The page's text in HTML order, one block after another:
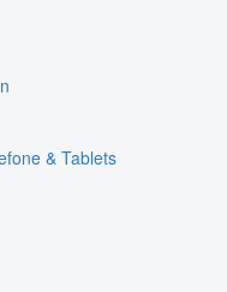
& Tablets